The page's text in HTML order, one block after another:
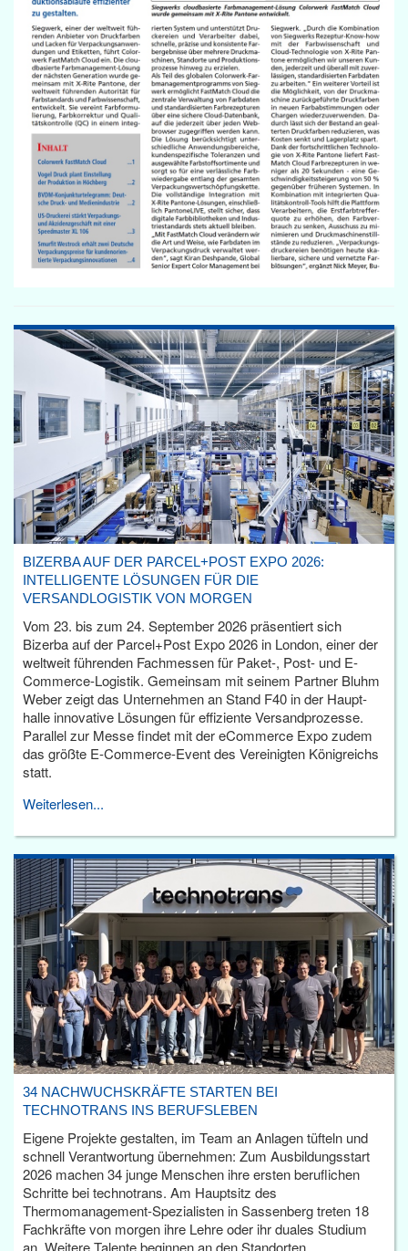
BIZERBA AUF DER PARCEL+POST EXPO 2026:
INTELLIGENTE LÖSUNGEN FÜR DIE
VERSANDLOGISTIK VON MORGEN
Vom 23. bis zum 24. September 2026 präsentiert sich
Bizerba auf der Parcel+Post Expo 2026 in London, einer der
weltweit führenden Fachmessen für Paket-, Post- und E-
Commerce-Logistik. Gemeinsam mit seinem Partner Bluhm
Weber zeigt das Unternehmen an Stand F40 in der Haupt­
halle innovative Lösungen für effiziente Versandprozesse.
Parallel zur Messe findet mit der eCommerce Expo zudem
das größte E-Commerce-Event des Vereinigten Königreichs
statt.
Weiterlesen...
34 NACHWUCHSKRÄFTE STARTEN BEI
TECHNOTRANS INS BERUFSLEBEN
Eigene Projekte gestalten, im Team an Anlagen tüfteln und
schnell Verantwortung übernehmen: Zum Ausbildungsstart
2026 machen 34 junge Menschen ihre ersten beruflichen
Schritte bei technotrans. Am Hauptsitz des
Thermomanagement-Spezialisten in Sassenberg treten 18
Fachkräfte von morgen ihre Lehre oder ihr duales Studium
an. Weitere Talente beginnen an den Standorten